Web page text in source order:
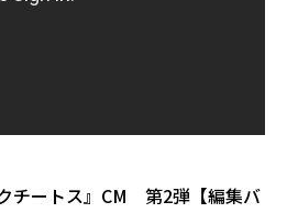
チートス』CM 第2弾【編集バ